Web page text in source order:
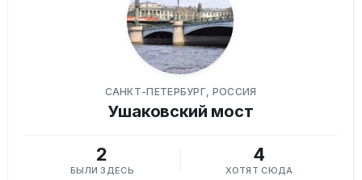
САНКТ-ПЕТЕРБУРГ, РОССИЯ
Ушаковский мост
2
БЫЛИ ЗДЕСЬ
4
ХОТЯТ СЮДА